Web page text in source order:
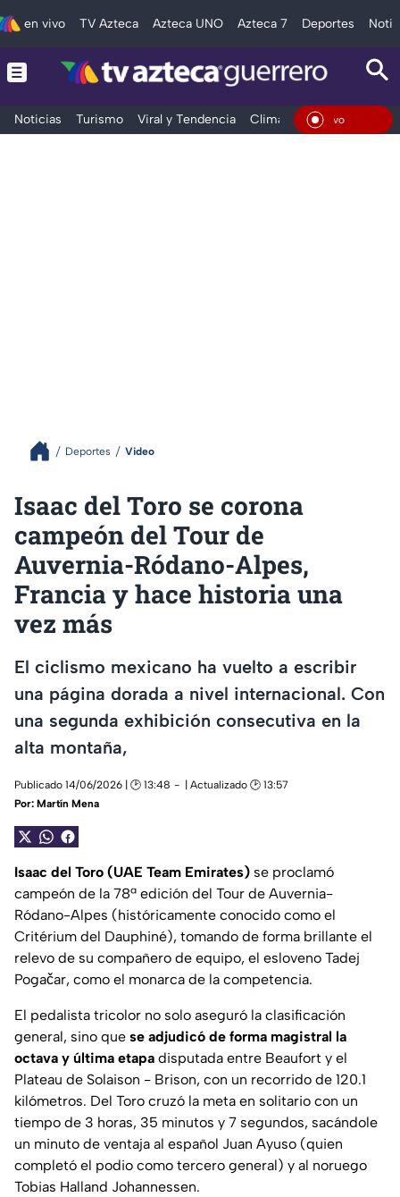
en vivo TV Azteca Azteca UNO Azteca 7 Deportes
Noticias Turismo Viral y Tendencia Clima Deportes En
Deportes Video
Isaac del Toro se corona
campeón del Tour de
Auvernia-Ródano-Alpes,
Francia y hace historia una
vez más
El ciclismo mexicano ha vuelto a escribir
una página dorada a nivel internacional. Con
una segunda exhibición consecutiva en la
alta montaña,
Publicado 14/06/2026 | 🕑 13:48
| Actualizado 🕑 13:57
Por: Martín Mena
Isaac del Toro (UAE Team Emirates) se proclamó
campeón de la 78ª edición del Tour de Auvernia-
Ródano-Alpes (históricamente conocido como el
Critérium del Dauphiné), tomando de forma brillante el
relevo de su compañero de equipo, el esloveno Tadej
Pogačar, como el monarca de la competencia.
El pedalista tricolor no solo aseguró la clasificación
general, sino que se adjudicó de forma magistral la
octava y última etapa disputada entre Beaufort y el
Plateau de Solaison - Brison, con un recorrido de 120.1
kilómetros. Del Toro cruzó la meta en solitario con un
tiempo de 3 horas, 35 minutos y 7 segundos, sacándole
un minuto de ventaja al español Juan Ayuso (quien
completó el podio como tercero general) y al noruego
Tobias Halland Johannessen.